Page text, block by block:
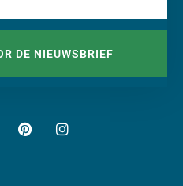
DE NIEUWSBRIEF